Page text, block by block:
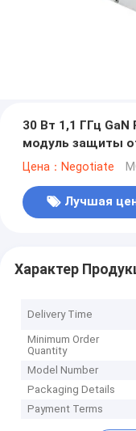
30 Вт 1,1 ГГц
модуль защиты
UAV система
изолятором
Цена：Negotiate
Лучшая
Характер
Delivery Time
Minimum Order
Quantity
Model Number
Packaging Details
Payment Terms